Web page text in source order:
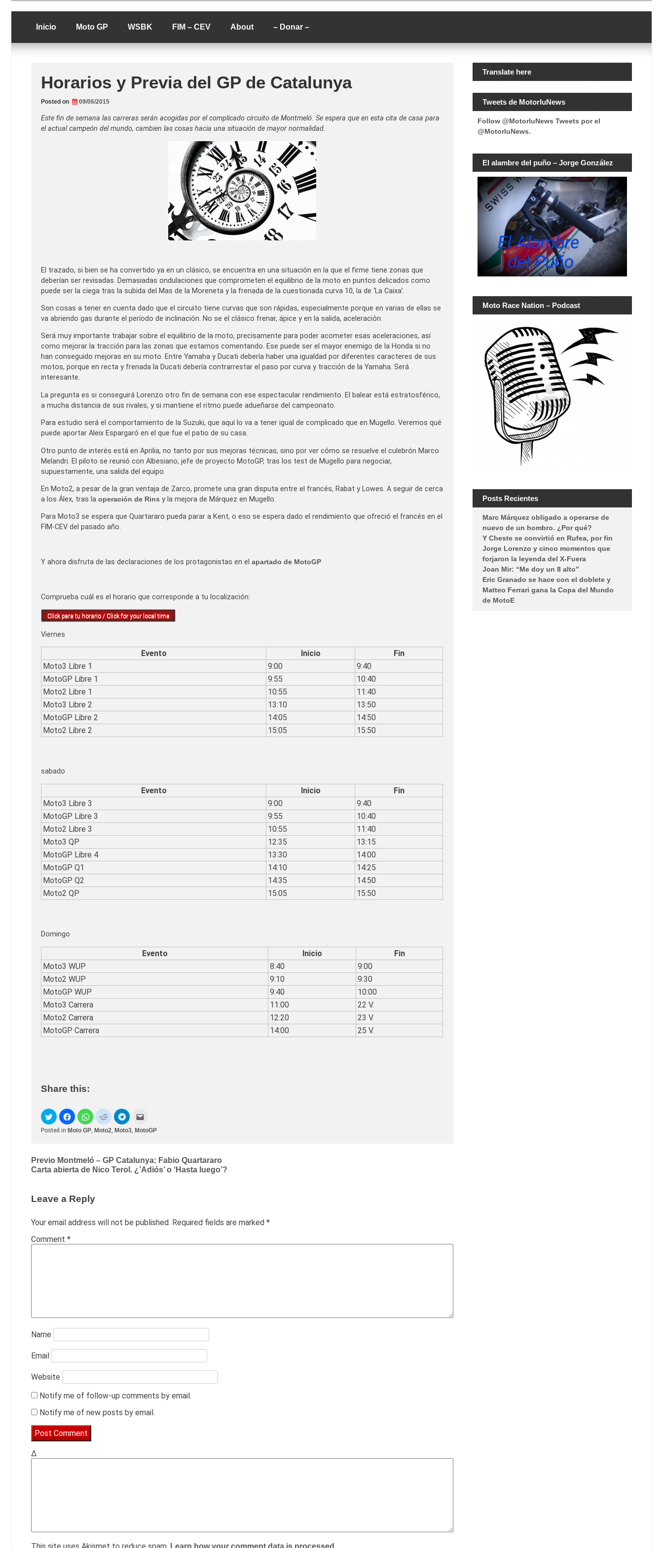
to
contentLucio Lopez GP
luciolopezgp
Inicio Moto GP WSBK FIM – CEV About – Donar –
Horarios y Previa del GP de Catalunya
Posted on 09/06/2015
Este fin de semana las carreras serán acogidas por el complicado circuito de Montmeló. Se espera que en esta cita de casa para
el actual campeón del mundo, cambien las cosas hacia una situación de mayor normalidad.
El trazado, si bien se ha convertido ya en un clásico, se encuentra en una situación en la que el firme tiene zonas que
deberían ser revisadas. Demasiadas ondulaciones que comprometen el equilibrio de la moto en puntos delicados como
puede ser la ciega tras la subida del Mas de la Moreneta y la frenada de la cuestionada curva 10, la de ‘La Caixa’.
Son cosas a tener en cuenta dado que el circuito tiene curvas que son rápidas, especialmente porque en varias de ellas se
va abriendo gas durante el período de inclinación. No se el clásico frenar, ápice y en la salida, aceleración.
Será muy importante trabajar sobre el equilibrio de la moto, precisamente para poder acometer esas aceleraciones, así
como mejorar la tracción para las zonas que estamos comentando. Ese puede ser el mayor enemigo de la Honda si no
han conseguido mejoras en su moto. Entre Yamaha y Ducati debería haber una igualdad por diferentes caracteres de sus
motos, porque en recta y frenada la Ducati debería contrarrestar el paso por curva y tracción de la Yamaha. Será
interesante.
La pregunta es si conseguirá Lorenzo otro fin de semana con ese espectacular rendimiento. El balear está estratosférico,
a mucha distancia de sus rivales, y si mantiene el ritmo puede adueñarse del campeonato.
Para estudio será el comportamiento de la Suzuki, que aquí lo va a tener igual de complicado que en Mugello. Veremos qué
puede aportar Aleix Espargaró en el que fue el patio de su casa.
Otro punto de interés está en Aprilia, no tanto por sus mejoras técnicas, sino por ver cómo se resuelve el culebrón Marco
Melandri. El piloto se reunió con Albesiano, jefe de proyecto MotoGP, tras los test de Mugello para negociar,
supuestamente, una salida del equipo.
En Moto2, a pesar de la gran ventaja de Zarco, promete una gran disputa entre el francés, Rabat y Lowes. A seguir de cerca
a los Álex, tras la operación de Rins y la mejora de Márquez en Mugello.
Para Moto3 se espera que Quartararo pueda parar a Kent, o eso se espera dado el rendimiento que ofreció el francés en el
FIM-CEV del pasado año.
Y ahora disfruta de las declaraciones de los protagonistas en el apartado de MotoGP
Comprueba cuál es el horario que corresponde a tu localización:
Click para tu horario / Click for your local time
Viernes
Evento Inicio
Fin
Moto3 Libre 1
9:00
9:40
MotoGP Libre 1
9:55
10:40
Moto2 Libre 1
10:55
11:40
Moto3 Libre 2
13:10
13:50
MotoGP Libre 2
14:05
14:50
Moto2 Libre 2
15:05 15:50
sabado
Evento Inicio
Fin
Moto3 Libre 3
9:00
9:40
MotoGP Libre 3
9:55
10:40
Moto2 Libre 3
10:55
11:40
Moto3 QP
12:35
13:15
MotoGP Libre 4
13:30
14:00
MotoGP Q1
14:10
14:25
MotoGP Q2
14:35
14:50
Moto2 QP
15:05 15:50
Domingo
Evento Inicio
Fin
Moto3 WUP
8:40
9:00
Moto2 WUP
9:10
9:30
MotoGP WUP
9:40
10:00
Moto3 Carrera
11:00
22 V.
Moto2 Carrera
12:20
23 V.
MotoGP Carrera
14:00 25 V.
Share this:
Posted in Moto GP, Moto2, Moto3, MotoGP
Post
navigation
Previo Montmeló – GP Catalunya: Fabio Quartararo
Carta abierta de Nico Terol. ¿’Adiós’ o ‘Hasta luego’?
Leave a Reply
Your email address will not be published. Required fields are marked *
Comment *
Name
Email
Website
Notify me of follow-up comments by email.
Notify me of new posts by email.
Δ
Translate here
Tweets de MotorluNews
Follow @MotorluNews Tweets por el
@MotorluNews.
El alambre del puño – Jorge González
Moto Race Nation – Podcast
Posts Recientes
Marc Márquez obligado a operarse de
nuevo de un hombro. ¿Por qué?
Y Cheste se convirtió en Rufea, por fin
Jorge Lorenzo y cinco momentos que
forjaron la leyenda del X-Fuera
Joan Mir: “Me doy un 8 alto”
Eric Granado se hace con el doblete y
Matteo Ferrari gana la Copa del Mundo
de MotoE